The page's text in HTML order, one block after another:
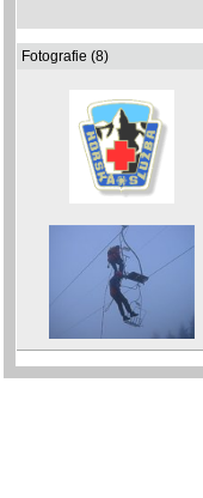
Fotografie (8)